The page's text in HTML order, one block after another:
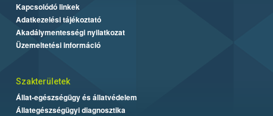
Kapcsolódó linkek
Adatkezelési tájékoztató
Akadálymentességi nyilatkozat
Üzemeltetési információ
Szakterületek
Állat-egészségügy és állatvédelem
Állategészségügyi diagnosztika